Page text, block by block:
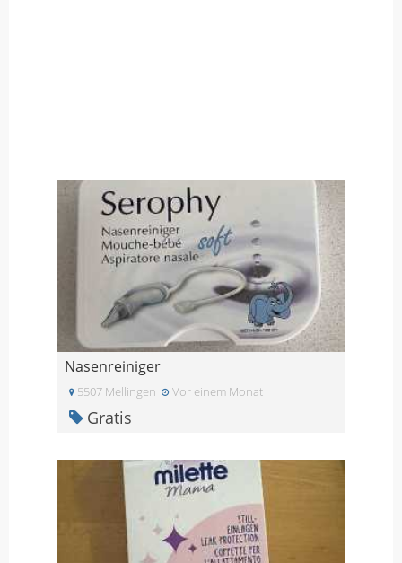
Nasenreiniger
5507 Mellingen Vor einem Monat
Gratis